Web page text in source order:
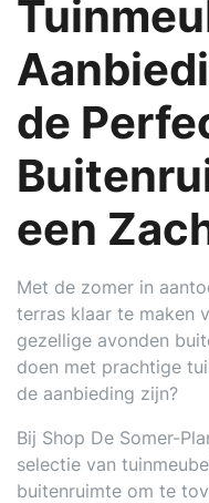
de
een
Met de zomer in
terras klaar te maken
gezellige avonden
doen met prachtige
de aanbieding zijn?
Bij Shop De Somer-
selectie van
buitenruimte om te